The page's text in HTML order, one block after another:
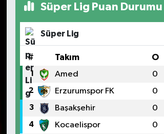
Süper Lig Puan Durumu
Süper Lig
# Takım O
1 Amed 0
2 Erzurumspor FK 0
3 Başakşehir 0
4 Kocaelispor 0